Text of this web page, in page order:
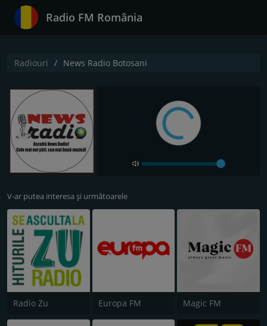
Radio FM România
Radiouri News Radio Botosani
V-ar putea interesa și următoarele
Radio Zu Europa FM Magic FM